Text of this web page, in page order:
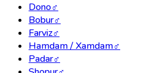
Dono♂
Bobur♂
Farviz♂
Hamdam / Xamdam♂
Padar♂